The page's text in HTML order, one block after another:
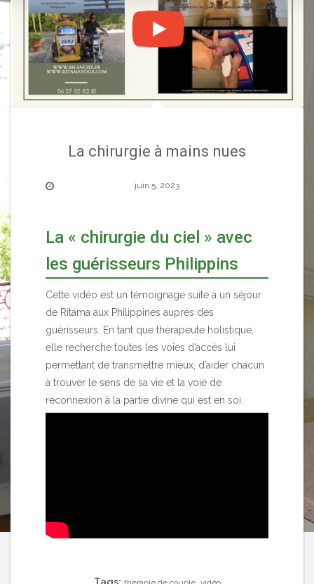
La chirurgie à mains nues
juin 5, 2023
La « chirurgie du ciel » avec
les guérisseurs Philippins
Cette vidéo est un témoignage suite à un séjour
de Ritama aux Philippines auprès des
guérisseurs. En tant que thérapeute holistique,
elle recherche toutes les voies d’accès lui
permettant de transmettre mieux, d’aider chacun
à trouver le sens de sa vie et la voie de
reconnexion à la partie divine qui est en soi.
Tags: ,